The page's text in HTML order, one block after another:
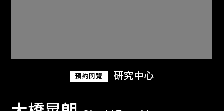
預約閱覽 研究中心
關於M+藏品
探索世界頂級的二十及二十一世紀視覺
文化藏品。